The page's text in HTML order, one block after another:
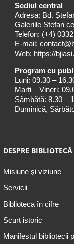
Sediul central
Adresa: Bd.
Galeriile Ștefan
Telefon: (+4)
E-mail:
Web: https://
Program cu
Luni: 09.30 –
Marți – Vineri:
Sâmbătă: 8.30 –
Duminică,
DESPRE BIBLIOTECĂ
Misiune şi viziune
Servicii
Biblioteca în cifre
Scurt istoric
Manifestul bibliotecii